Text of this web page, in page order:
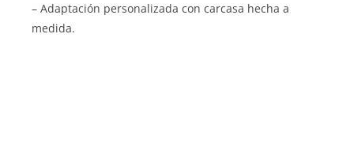
– Adaptación personalizada con carcasa hecha a
medida.